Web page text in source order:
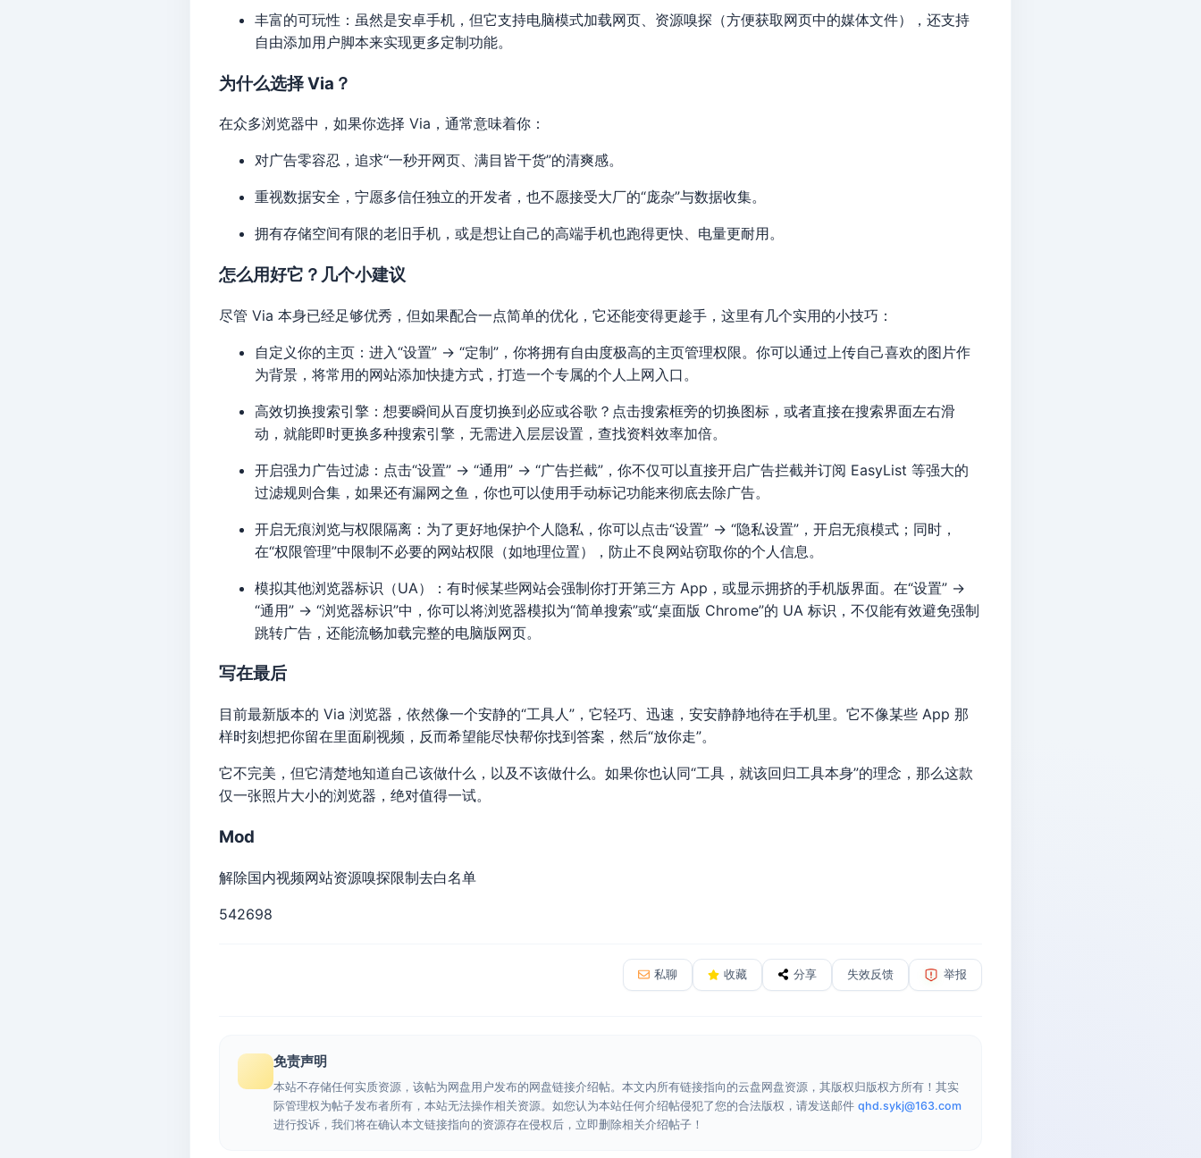
丰富的可玩性：虽然是安卓手机，但它支持电脑模式加载网页、资源嗅探（方便获取网页中的媒体文件），还支持
自由添加用户脚本来实现更多定制功能。
为什么选择 Via？
在众多浏览器中，如果你选择 Via，通常意味着你：
对广告零容忍，追求“一秒开网页、满目皆干货”的清爽感。
重视数据安全，宁愿多信任独立的开发者，也不愿接受大厂的“庞杂”与数据收集。
拥有存储空间有限的老旧手机，或是想让自己的高端手机也跑得更快、电量更耐用。
怎么用好它？几个小建议
尽管 Via 本身已经足够优秀，但如果配合一点简单的优化，它还能变得更趁手，这里有几个实用的小技巧：
自定义你的主页：进入“设置” → “定制”，你将拥有自由度极高的主页管理权限。你可以通过上传自己喜欢的图片作
为背景，将常用的网站添加快捷方式，打造一个专属的个人上网入口。
高效切换搜索引擎：想要瞬间从百度切换到必应或谷歌？点击搜索框旁的切换图标，或者直接在搜索界面左右滑
动，就能即时更换多种搜索引擎，无需进入层层设置，查找资料效率加倍。
开启强力广告过滤：点击“设置” → “通用” → “广告拦截”，你不仅可以直接开启广告拦截并订阅 EasyList 等强大的
过滤规则合集，如果还有漏网之鱼，你也可以使用手动标记功能来彻底去除广告。
开启无痕浏览与权限隔离：为了更好地保护个人隐私，你可以点击“设置” → “隐私设置”，开启无痕模式；同时，
在“权限管理”中限制不必要的网站权限（如地理位置），防止不良网站窃取你的个人信息。
模拟其他浏览器标识（UA）：有时候某些网站会强制你打开第三方 App，或显示拥挤的手机版界面。在“设置” →
“通用” → “浏览器标识”中，你可以将浏览器模拟为“简单搜索”或“桌面版 Chrome”的 UA 标识，不仅能有效避免强制
跳转广告，还能流畅加载完整的电脑版网页。
写在最后
目前最新版本的 Via 浏览器，依然像一个安静的“工具人”，它轻巧、迅速，安安静静地待在手机里。它不像某些 App 那
样时刻想把你留在里面刷视频，反而希望能尽快帮你找到答案，然后“放你走”。
它不完美，但它清楚地知道自己该做什么，以及不该做什么。如果你也认同“工具，就该回归工具本身”的理念，那么这款
仅一张照片大小的浏览器，绝对值得一试。
Mod
解除国内视频网站资源嗅探限制去白名单
542698
私聊 收藏 分享 失效反馈 举报
免责声明
本站不存储任何实质资源，该帖为网盘用户发布的网盘链接介绍帖。本文内所有链接指向的云盘网盘资源，其版权归版权方所有！其实
际管理权为帖子发布者所有，本站无法操作相关资源。如您认为本站任何介绍帖侵犯了您的合法版权，请发送邮件 qhd.sykj@163.com
进行投诉，我们将在确认本文链接指向的资源存在侵权后，立即删除相关介绍帖子！